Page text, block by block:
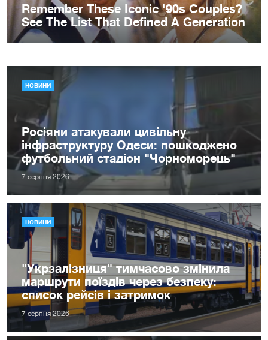
НОВИНИ
Росіяни атакували цивільну
інфраструктуру Одеси: пошкоджено
футбольний стадіон "Чорноморець"
7 серпня 2026
НОВИНИ
"Укрзалізниця" тимчасово змінила
маршрути поїздів через безпеку:
список рейсів і затримок
7 серпня 2026